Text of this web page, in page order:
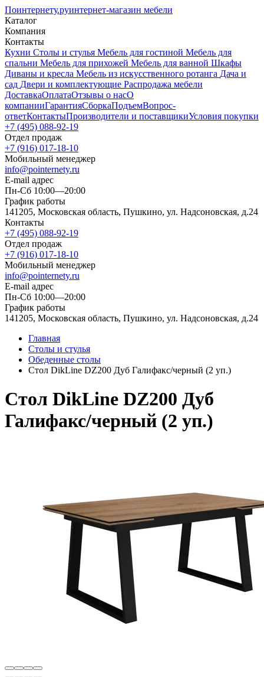
Поинтернету.руинтернет-магазин мебели
Каталог
Компания
Контакты
Кухни Столы и стулья Мебель для гостиной Мебель для
спальни Мебель для прихожей Мебель для ванной Шкафы
Диваны и кресла Мебель из искусственного ротанга Дача и
сад Двери и комплектующие Распродажа мебели
ДоставкаОплатаОтзывы о насО
компанииГарантияСборкаПодъемВопрос-
ответКонтактыПроизводители и поставщикиУсловия покупки
+7 (495) 088-92-19
Отдел продаж
+7 (916) 017-18-10
Мобильный менеджер
info@pointernety.ru
E-mail адрес
Пн-Сб 10:00—20:00
График работы
141205, Московская область, Пушкино, ул. Надсоновская, д.24
Контакты
+7 (495) 088-92-19
Отдел продаж
+7 (916) 017-18-10
Мобильный менеджер
info@pointernety.ru
E-mail адрес
Пн-Сб 10:00—20:00
График работы
141205, Московская область, Пушкино, ул. Надсоновская, д.24
Главная
Столы и стулья
Обеденные столы
Стол DikLine DZ200 Дуб Галифакс/черный (2 уп.)
Стол DikLine DZ200 Дуб
Галифакс/черный (2 уп.)